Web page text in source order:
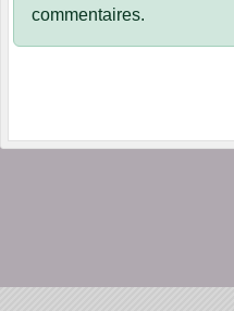
commentaires.